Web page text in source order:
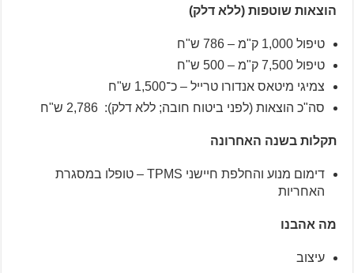
הוצאות שוטפות (ללא דלק)
טיפול 1,000 ק"מ – 786 ש"ח
טיפול 7,500 ק"מ – 500 ש"ח
צמיגי מיטאס אנדורו טרייל – כ־1,500 ש"ח
סה"כ הוצאות (לפני ביטוח חובה; ללא דלק): 2,786 ש"ח
תקלות בשנה האחרונה
דימום מנוע והחלפת חיישני TPMS – טופלו במסגרת
האחריות
מה אהבנו
עיצוב